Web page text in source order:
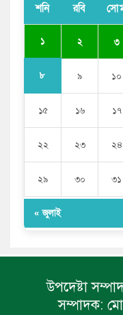
যে ডকুমেন্টারিতে আবু
শনি রবি
১ ২ ৩
৮ ৯ ১০
১৫ ১৬ ১৭
২২ ২৩ ২৪
২৯ ৩০ ৩১
« জুলাই
উপদেষ্টা
সম্পাদক: